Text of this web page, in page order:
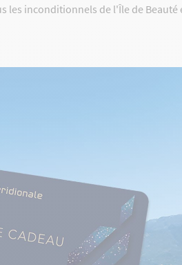
les inconditionnels de l'Île de Beauté